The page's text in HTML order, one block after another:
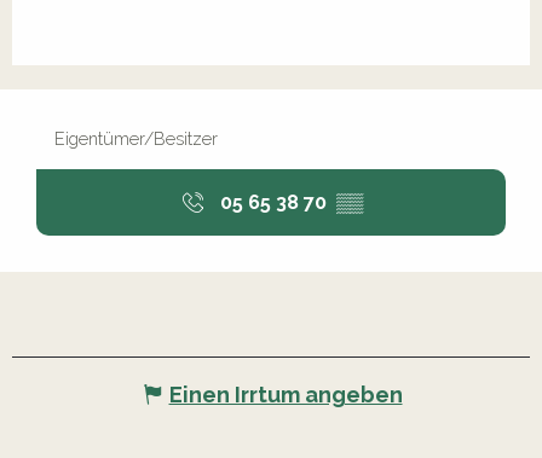
Eigentümer/Besitzer
05 65 38 70 ▒▒
Einen Irrtum angeben